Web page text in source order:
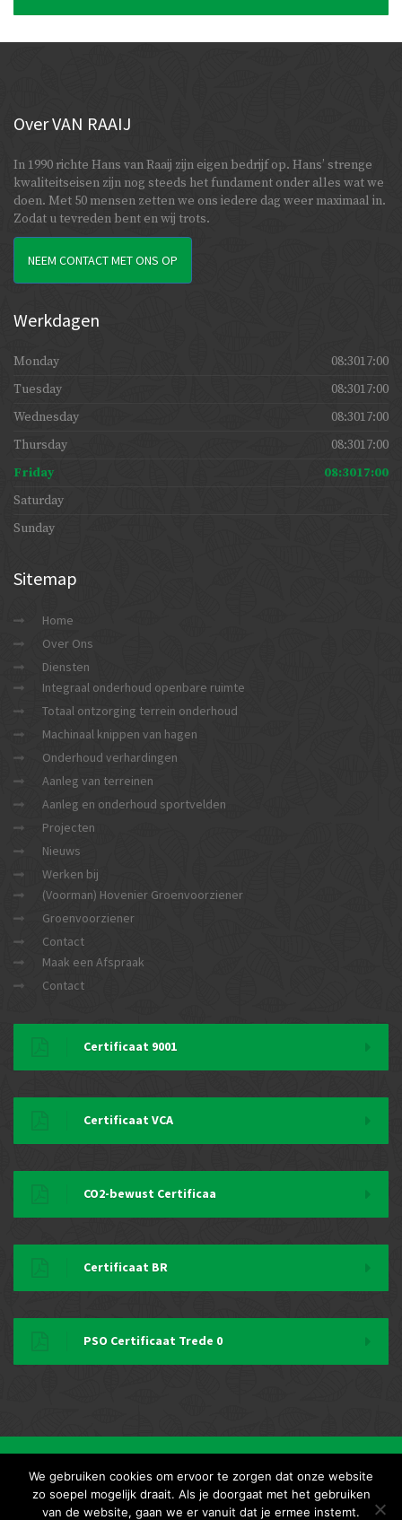
OverVAN RAAIJ
In 1990 richte Hans van Raaij zijn eigen bedrijf op. Hans’ strenge
kwaliteitseisen zijn nog steeds het fundament onder alles wat we
doen. Met 50 mensen zetten we ons iedere dag weer maximaal in.
Zodat u tevreden bent en wij trots.
NEEM CONTACT MET ONS OP
Werkdagen
Monday
08:3017:00
Tuesday
08:3017:00
Wednesday
08:3017:00
Thursday
08:3017:00
Friday
08:3017:00
Saturday
Sunday
Sitemap
Home
Over Ons
Diensten
Integraal onderhoud openbare ruimte
Totaal ontzorging terrein onderhoud
Machinaal knippen van hagen
Onderhoud verhardingen
Aanleg van terreinen
Aanleg en onderhoud sportvelden
Projecten
Nieuws
Werken bij
(Voorman) Hovenier Groenvoorziener
Groenvoorziener
Contact
Maak een Afspraak
Contact
Certificaat 9001
Certificaat VCA
CO2-bewust Certificaa
Certificaat BR
PSO Certificaat Trede 0
Copyright 2018 | VAN RAAIJ groenverzorging
Eugene Janssen
Snel in contact komen met de prof’s in groen
We gebruiken cookies om ervoor te zorgen dat onze website
zo soepel mogelijk draait. Als je doorgaat met het gebruiken
van de website, gaan we er vanuit dat je ermee instemt.